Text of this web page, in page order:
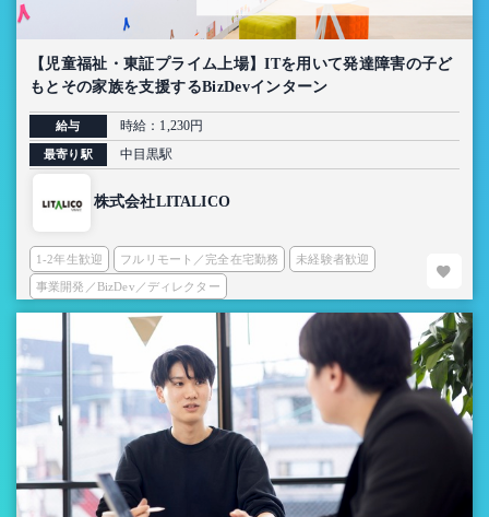
【児童福祉・東証プライム上場】ITを用いて発達障害の子ど
もとその家族を支援するBizDevインターン
給与 時給：1,230円
最寄り駅 中目黒駅
株式会社LITALICO
1-2年生歓迎 フルリモート／完全在宅勤務 未経験者歓迎
事業開発／BizDev／ディレクター